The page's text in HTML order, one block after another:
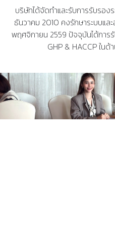
บริษัทได้จัดทำและรับการรับรอง
ธันวาคม 2010 คงรักษาระบบแล
พฤศจิกายน 2559 ปัจจุบันได้การ
GHP & HACCP ใน